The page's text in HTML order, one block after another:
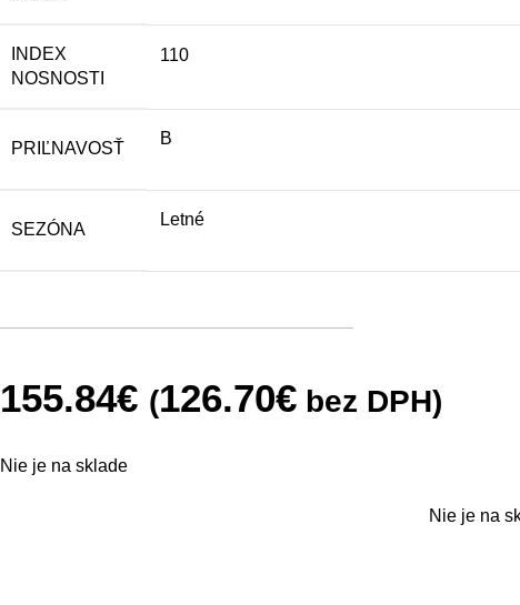
INDEX
NOSNOSTI
110
PRIĽNAVOSŤ
B
SEZÓNA
Letné
155.84€ (126.70€ bez DPH)
Nie je na sklade
Nie je na